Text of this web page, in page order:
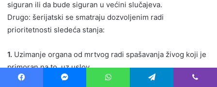
siguran ili da bude siguran u većini slučajeva.
Drugo: šerijatski se smatraju dozvoljenim radi
prioritetnosti sledeća stanja:
1. Uzimanje organa od mrtvog radi spašavanja živog koji je
primoran na to, uz uslov